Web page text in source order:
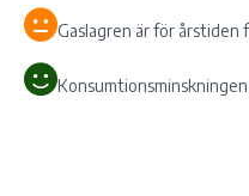
Gaslagren är för årstiden